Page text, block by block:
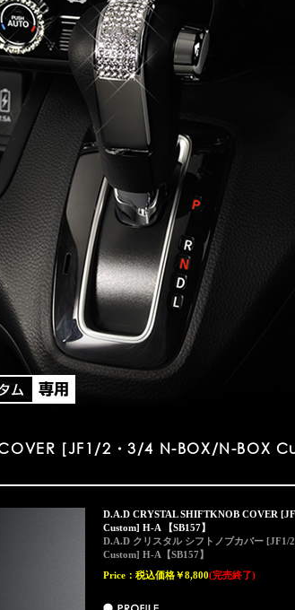
COVER [JF1/2・3/4 N-BOX/N-BOX
D.A.D CRYSTAL SHIFTKNOB COVER
Custom] H-A 【SB157】
D.A.D クリスタル シフトノブカバー [JF1/
Custom] H-A【SB157】
Price： 税込価格￥8,800(完売終了)